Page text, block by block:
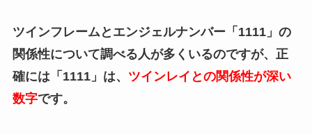
ツインフレームとエンジェルナンバー「1111」の
関係性について調べる人が多くいるのですが、正
確には「1111」は、 ツインレイとの関係性が深い
数字です。